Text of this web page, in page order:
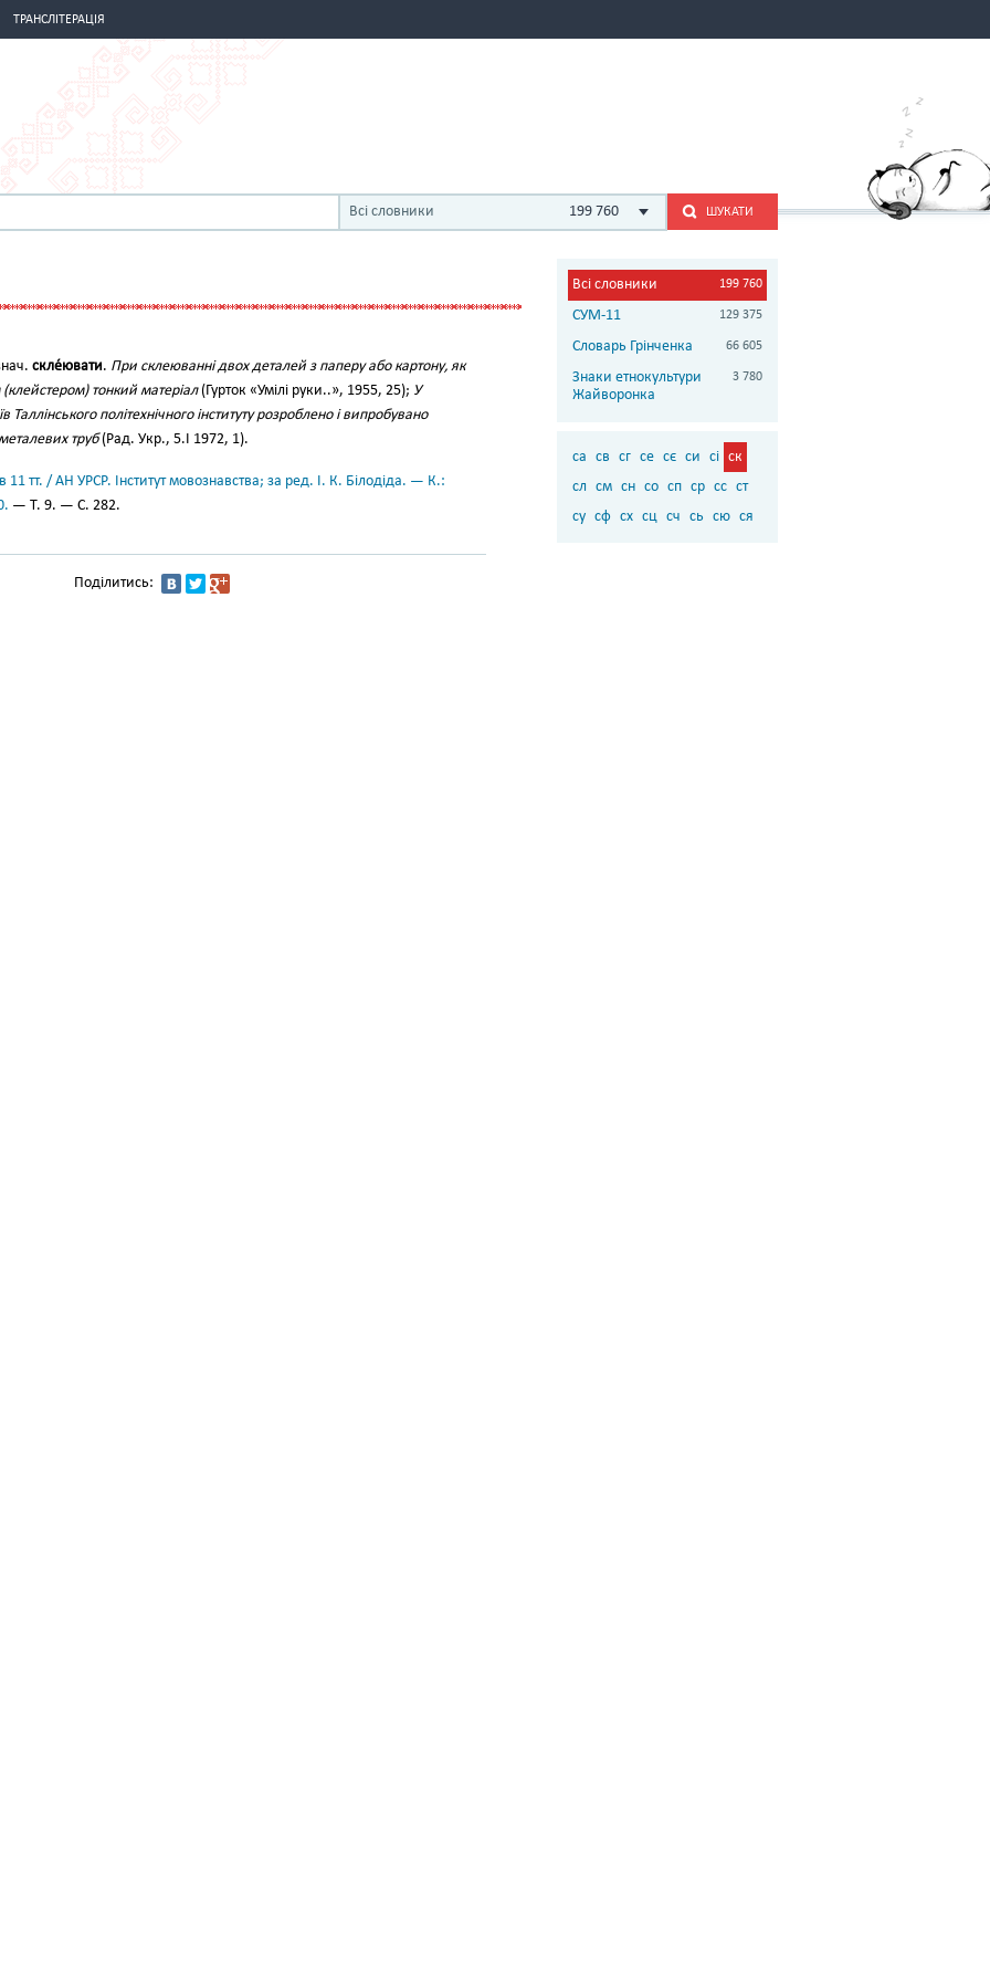
ТРАНСЛІТЕРАЦІЯ
Всі словники 199 760 ШУКАТИ
скле́ювати. При склеюванні двох деталей з паперу або картону, як
тонкий матеріал(Гурток «Умілі руки..», 1955, 25); У
Таллінського політехнічного інституту розроблено і випробувано
труб(Рад. Укр., 5.I 1972, 1).
11 тт. / АН УРСР. Інститут мовознавства; за ред. І. К. Білодіда. — К.:
— Т. 9. — С. 282.
Поділитись:
Всі словники 199 760
СУМ-11 129 375
Словарь Грінченка 66 605
Знаки етнокультури
Жайворонка
3 780
са св сг се сє си сі ск
сл см сн со сп ср сс ст
су сф сх сц сч сь сю ся